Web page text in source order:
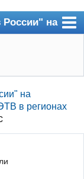
на
на
в регионах